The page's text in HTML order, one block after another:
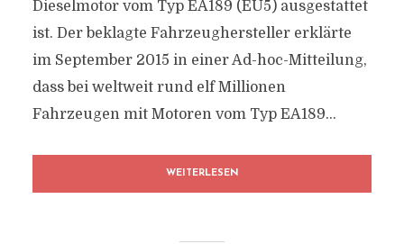
Dieselmotor vom Typ EA189 (EU5) ausgestattet
ist. Der beklagte Fahrzeughersteller erklärte
im September 2015 in einer Ad-hoc-Mitteilung,
dass bei weltweit rund elf Millionen
Fahrzeugen mit Motoren vom Typ EA189...
WEITERLESEN